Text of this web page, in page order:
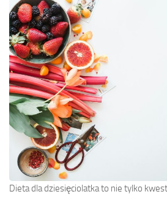
Dieta dla dziesięciolatka to nie tylko